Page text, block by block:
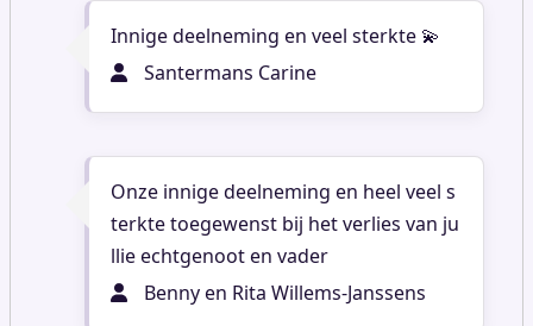
Innige deelneming en veel sterkte 💫
Santermans Carine
Onze innige deelneming en heel veel s
terkte toegewenst bij het verlies van ju
llie echtgenoot en vader
Benny en Rita Willems-Janssens